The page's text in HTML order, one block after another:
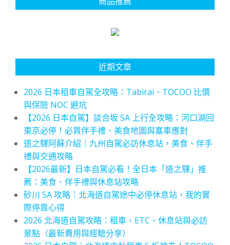
近期文章
2026 日本租車自駕全攻略：Tabirai、TOCOO 比價
與保險 NOC 避坑
【2026 日本自駕】談合坂 SA 上行全攻略：河口湖回
東京必停！必買伴手禮、美食地圖與塞車應對
道之驛阿蘇介紹｜九州自駕必訪休息站，美食、伴手
禮與交通攻略
【2026最新】日本自駕必看！全日本「道之驛」推
薦：美食、伴手禮與休息站攻略
砂川 SA 攻略｜北海道自駕途中必停休息站，我的實
際停靠心得
2026 北海道自駕攻略：租車、ETC、休息站與必訪
景點（最新費用與經驗分享）